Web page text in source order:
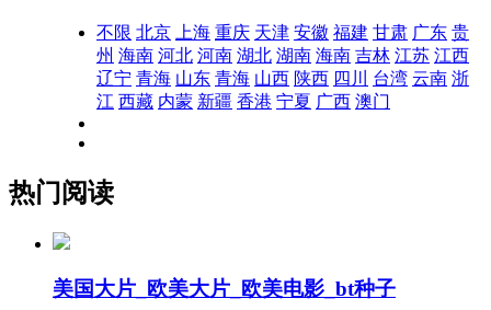
不限 北京 上海 重庆 天津 安徽 福建 甘肃 广东 贵
州 海南 河北 河南 湖北 湖南 海南 吉林 江苏 江西
辽宁 青海 山东 青海 山西 陕西 四川 台湾 云南 浙
江 西藏 内蒙 新疆 香港 宁夏 广西 澳门
热门阅读
美国大片_欧美大片_欧美电影_bt种子